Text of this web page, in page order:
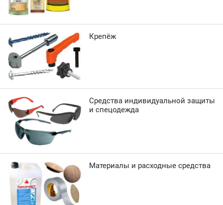
Крепёж
Средства индивидуальной защиты
и спецодежда
Материалы и расходные средства